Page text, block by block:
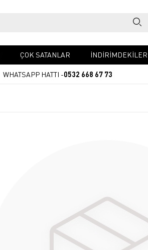
ÇOK SATANLAR İNDİRİMDEKİLER
WHATSAPP HATTI -0532 668 67 73